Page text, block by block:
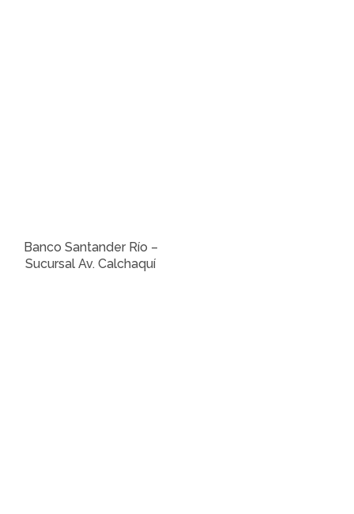
Banco Santander Río –
Sucursal Av. Calchaquí